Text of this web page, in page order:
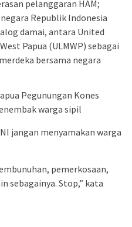
pelanggaran HAM;
Republik Indonesia
damai, antara United
Papua (ULMWP) sebagai
bersama negara
Pegunungan Kones
warga sipil
jangan menyamakan warga
pemerkosaan,
sebagainya. Stop,” kata